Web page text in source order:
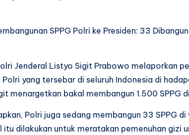
SPPG Polri ke Presiden: 33
Jenderal Listyo Sigit Prabowo melaporkan
Polri yang tersebar di seluruh Indonesia di
menargetkan bakal membangun 1.500 SPPG
Polri juga sedang membangun 33 SPPG
itu dilakukan untuk meratakan pemenuhan gizi